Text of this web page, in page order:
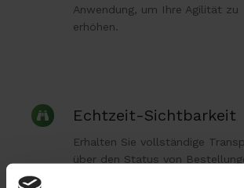
Anwendung, um Ihre Agilität zu
erhöhen.
Echtzeit-Sichtbarkeit
Erhalten Sie vollständige
über den Status von
Echtzeit-
Sichtbarkeit